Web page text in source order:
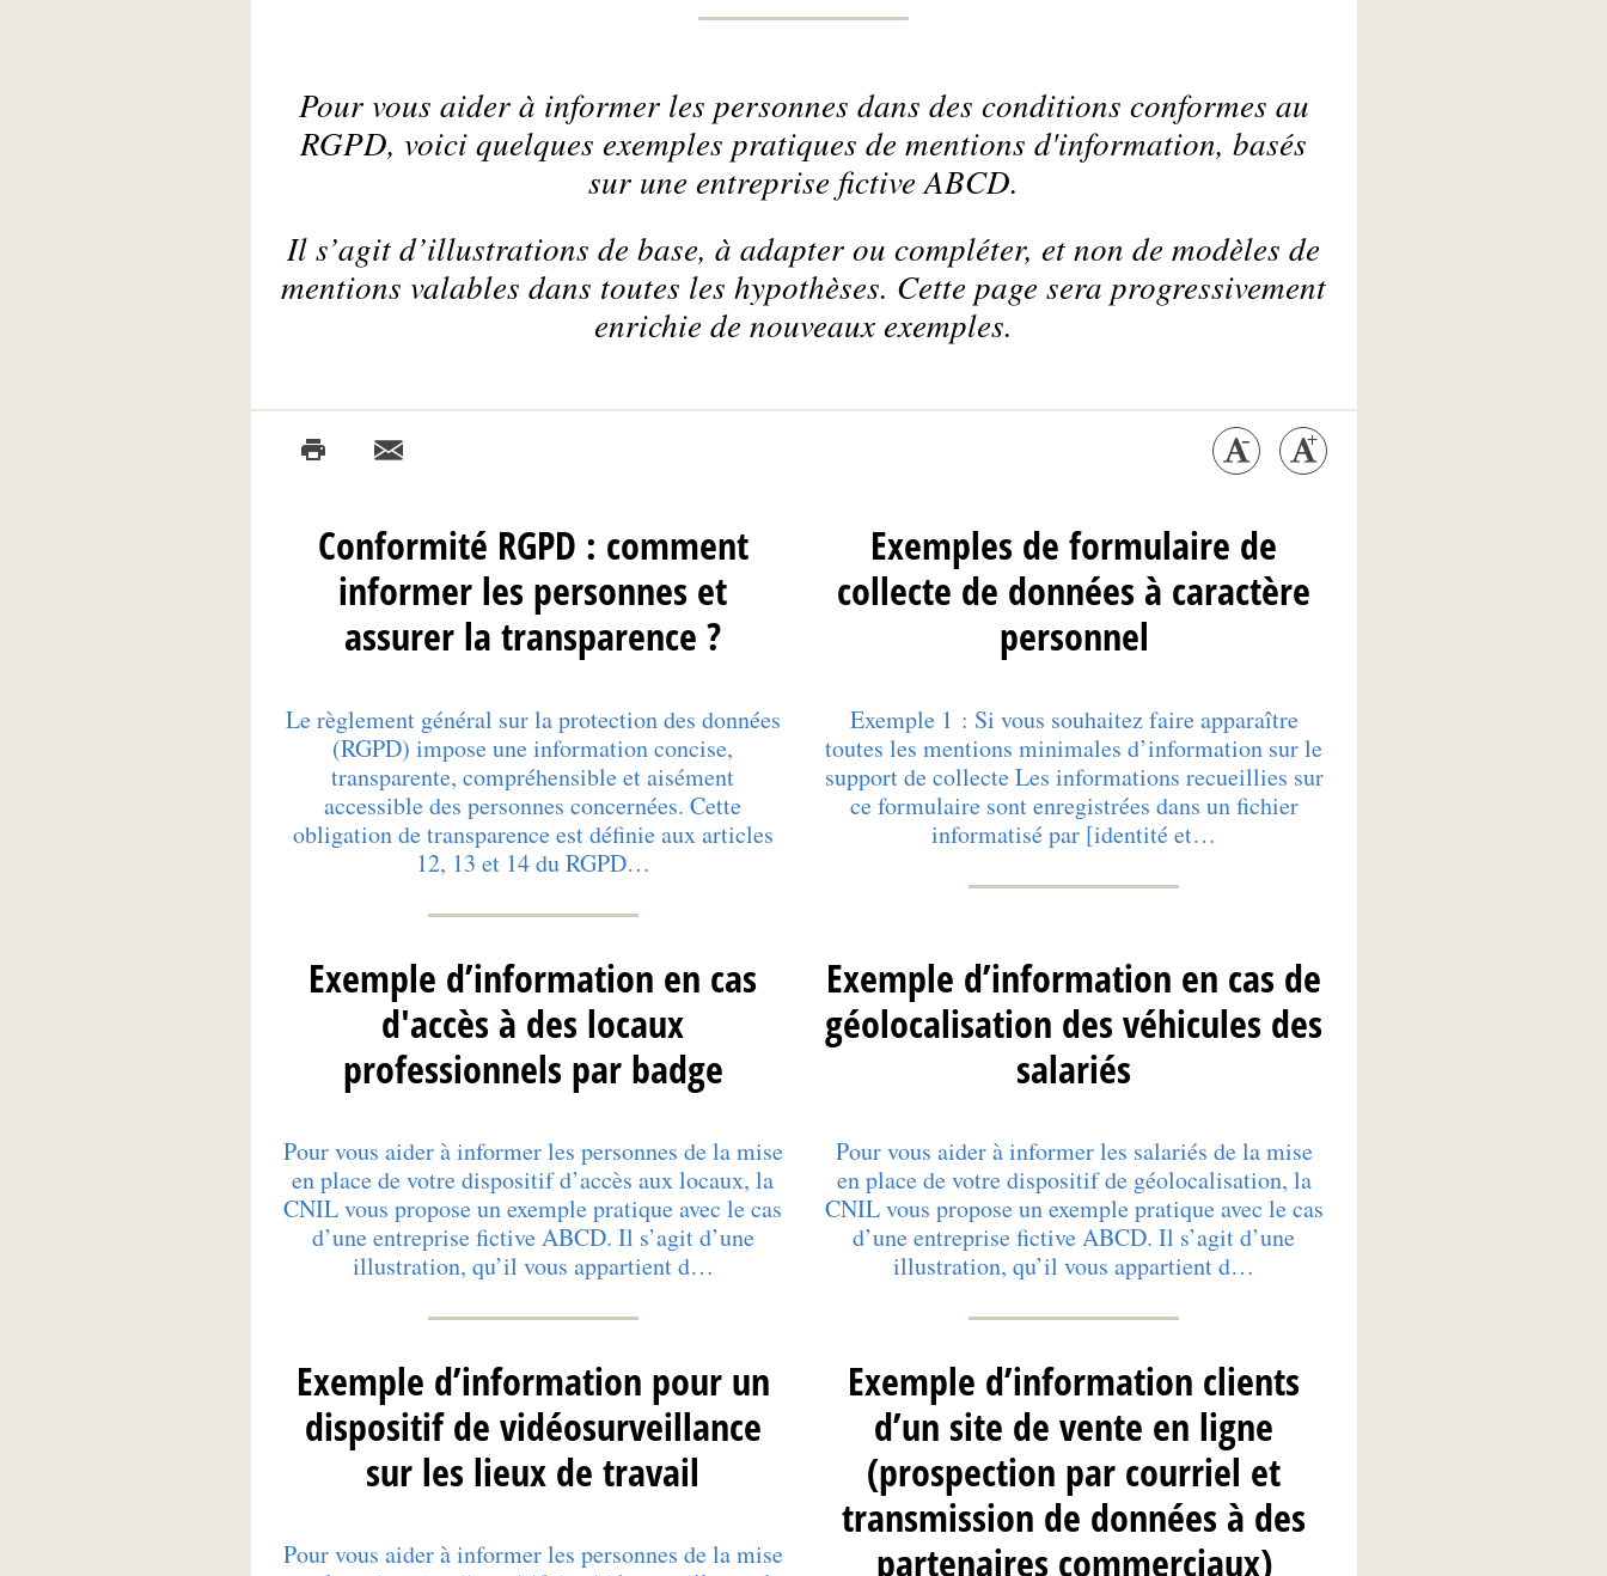
Pour vous aider à informer les personnes dans des conditions conformes au
RGPD, voici quelques exemples pratiques de mentions d'information, basés
sur une entreprise fictive ABCD.
Il s’agit d’illustrations de base, à adapter ou compléter, et non de modèles de
mentions valables dans toutes les hypothèses. Cette page sera progressivement
enrichie de nouveaux exemples.
Conformité RGPD : comment
informer les personnes et
assurer la transparence ?
Le règlement général sur la protection des données
(RGPD) impose une information concise,
transparente, compréhensible et aisément
accessible des personnes concernées. Cette
obligation de transparence est définie aux articles
12, 13 et 14 du RGPD…
Exemples de formulaire de
collecte de données à caractère
personnel
Exemple 1 : Si vous souhaitez faire apparaître
toutes les mentions minimales d’information sur le
support de collecte Les informations recueillies sur
ce formulaire sont enregistrées dans un fichier
informatisé par [identité et…
Exemple d’information en cas
d'accès à des locaux
professionnels par badge
Pour vous aider à informer les personnes de la mise
en place de votre dispositif d’accès aux locaux, la
CNIL vous propose un exemple pratique avec le cas
d’une entreprise fictive ABCD. Il s’agit d’une
illustration, qu’il vous appartient d…
Exemple d’information en cas de
géolocalisation des véhicules des
salariés
Pour vous aider à informer les salariés de la mise
en place de votre dispositif de géolocalisation, la
CNIL vous propose un exemple pratique avec le cas
d’une entreprise fictive ABCD. Il s’agit d’une
illustration, qu’il vous appartient d…
Exemple d’information pour un
dispositif de vidéosurveillance
sur les lieux de travail
Pour vous aider à informer les personnes de la mise
Exemple d’information clients
d’un site de vente en ligne
(prospection par courriel et
transmission de données à des
partenaires commerciaux)